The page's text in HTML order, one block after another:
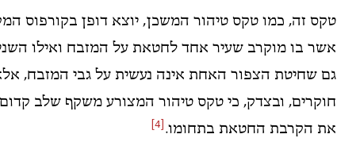
טקס זה, כמו טקס טיהור המשכן, יוצא דופן בקורפוס
אשר בו מוקרב שעיר אחד לחטאת על המזבח ואילו
גם שחיטת הצפור האחת אינה נעשית על גבי המזבח,
חוקרים, ובצדק, כי טקס טיהור המצורע משקף שלב
את הקרבת החטאת בתחומו.